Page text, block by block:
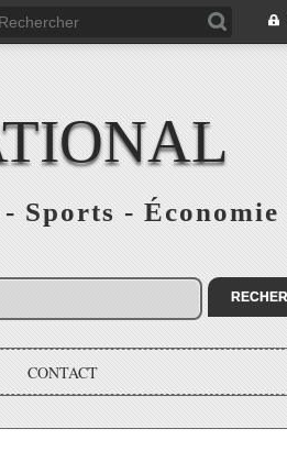
Sports - Économie
CONTACT